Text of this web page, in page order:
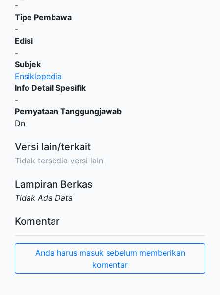
-
Tipe Pembawa
-
Edisi
-
Subjek
Ensiklopedia
Info Detail Spesifik
-
Pernyataan Tanggungjawab
Dn
Versi lain/terkait
Tidak tersedia versi lain
Lampiran Berkas
Tidak Ada Data
Komentar
Anda harus masuk sebelum memberikan
komentar